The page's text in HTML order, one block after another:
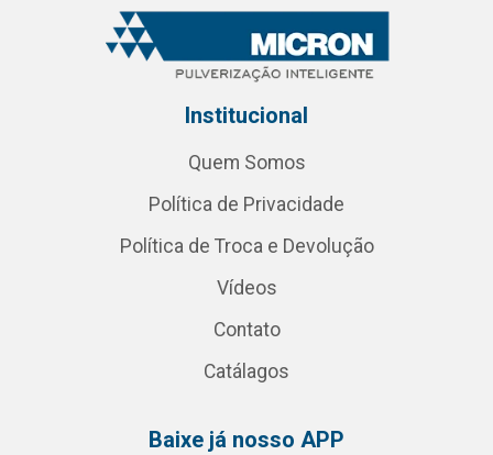
Institucional
Quem Somos
Política de Privacidade
Política de Troca e Devolução
Vídeos
Contato
Catálagos
Baixe já nosso APP